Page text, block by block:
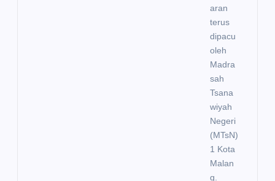
aran
terus
dipacu
oleh
Madra
sah
Tsana
wiyah
Negeri
(MTsN)
1 Kota
Malan
g.